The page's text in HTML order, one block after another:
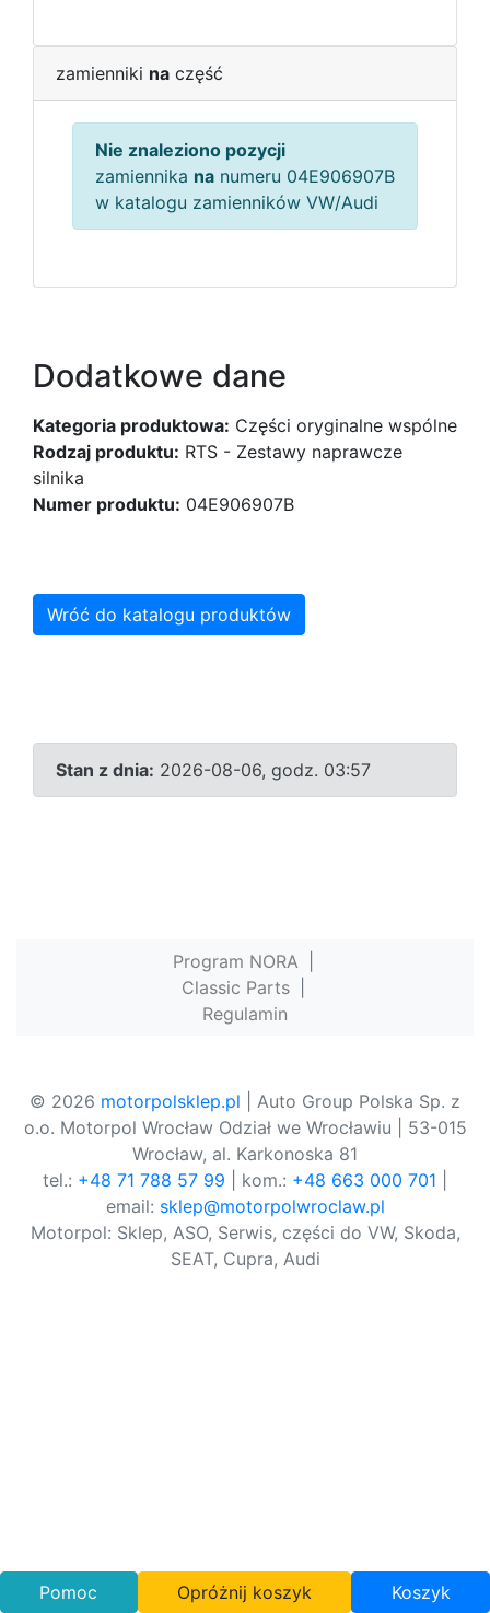
zamienniki na część
Nie znaleziono pozycji
zamiennika na numeru 04E906907B
w katalogu zamienników VW/Audi
Dodatkowe dane
Kategoria produktowa: Części oryginalne wspólne
Rodzaj produktu: RTS - Zestawy naprawcze
silnika
Numer produktu: 04E906907B
Wróć do katalogu produktów
Stan z dnia: 2026-08-06, godz. 03:57
Program NORA
Classic Parts
Regulamin
© 2026 motorpolsklep.pl | Auto Group Polska Sp. z
o.o. Motorpol Wrocław Odział we Wrocławiu | 53-015
Wrocław, al. Karkonoska 81
tel.: +48 71 788 57 99 | kom.: +48 663 000 701
email: sklep@motorpolwroclaw.pl
Motorpol: Sklep, ASO, Serwis, części do VW, Skoda,
SEAT, Cupra, Audi
Pomoc Opróżnij koszyk Koszyk